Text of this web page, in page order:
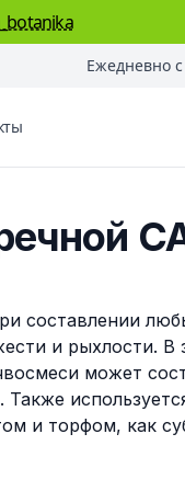
Ежедневно
составлении
и рыхлости. В
может
Также
и торфом, как